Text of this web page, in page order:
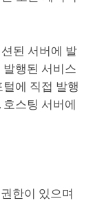
된 서버에 발
행된 서비스
에 직접 발행
스팅 서버에
한이 있으며